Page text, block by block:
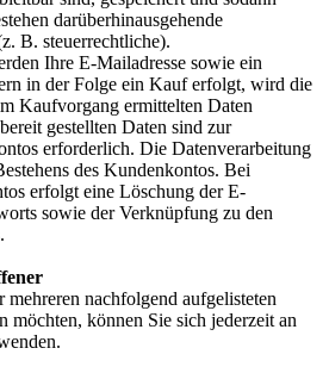
darüberhinausgehende
B. steuerrechtliche).
Ihre E-Mailadresse sowie ein
in der Folge ein Kauf erfolgt, wird die
Kaufvorgang ermittelten Daten
gestellten Daten sind zur
erforderlich. Die Datenverarbeitung
des Kundenkontos. Bei
erfolgt eine Löschung der E-
sowie der Verknüpfung zu den
mehreren nachfolgend aufgelisteten
möchten, können Sie sich jederzeit an